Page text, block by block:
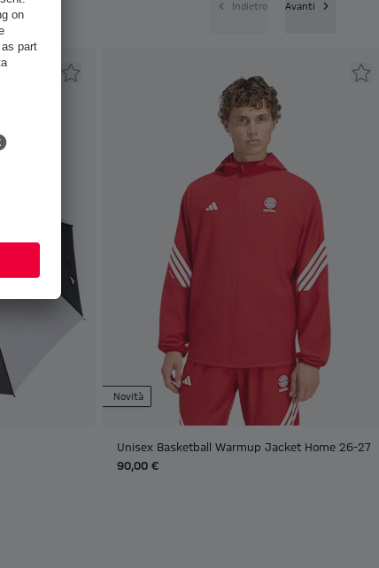
Indietro Avanti
Novità
Unisex Basketball Warmup Jacket Home 26-27
90,00 €